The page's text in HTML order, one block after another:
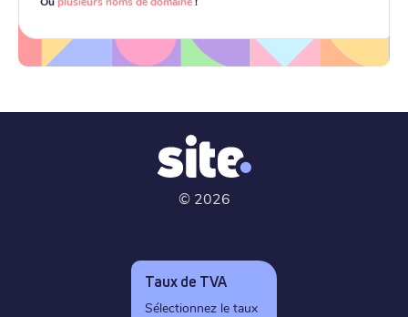
© 2026
Taux de TVA
Sélectionnez le taux